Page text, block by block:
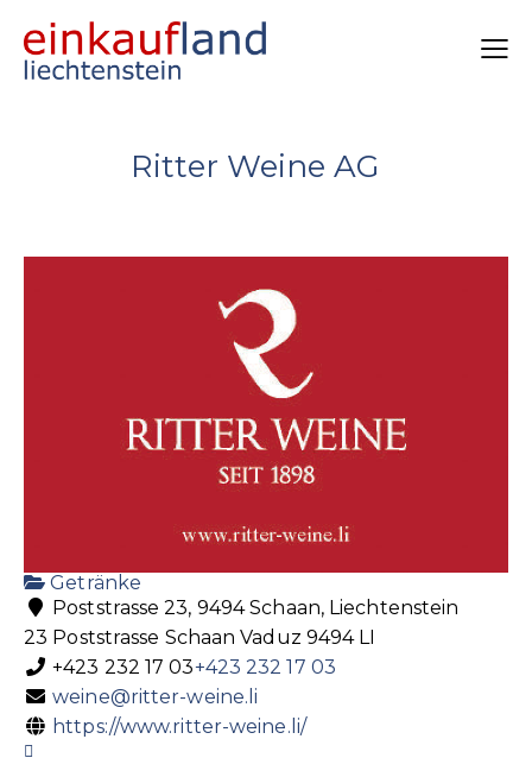
Ritter Weine AG
Getränke
Poststrasse 23, 9494 Schaan, Liechtenstein
23 Poststrasse Schaan Vaduz 9494 LI
+423 232 17 03+423 232 17 03
weine@ritter-weine.li
https://www.ritter-weine.li/